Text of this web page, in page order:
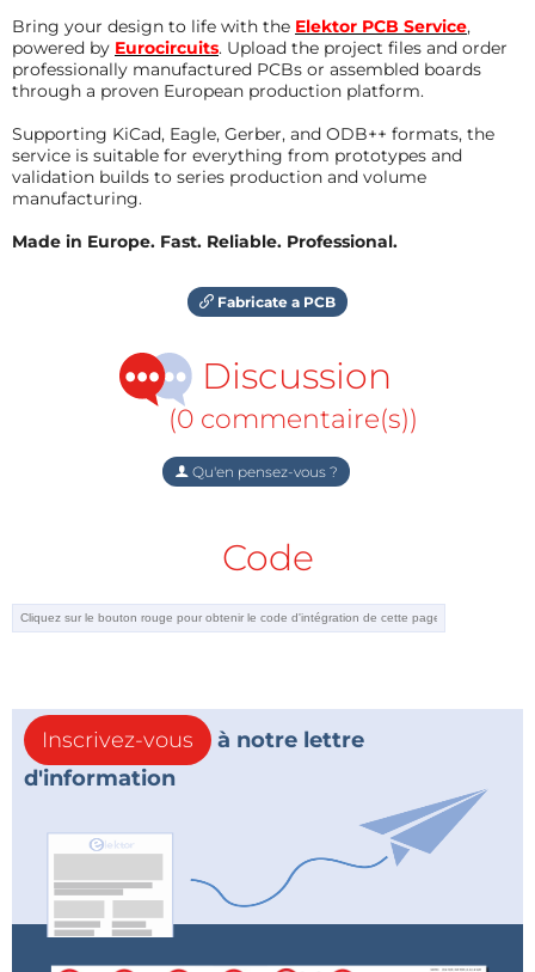
Bring your design to life with the Elektor PCB Service,
powered by Eurocircuits. Upload the project files and order
professionally manufactured PCBs or assembled boards
through a proven European production platform.
Supporting KiCad, Eagle, Gerber, and ODB++ formats, the
service is suitable for everything from prototypes and
validation builds to series production and volume
manufacturing.
Made in Europe. Fast. Reliable. Professional.
Fabricate a PCB
Discussion
(0 commentaire(s))
Qu'en pensez-vous ?
Code
Inscrivez-vous
à notre lettre
d'information